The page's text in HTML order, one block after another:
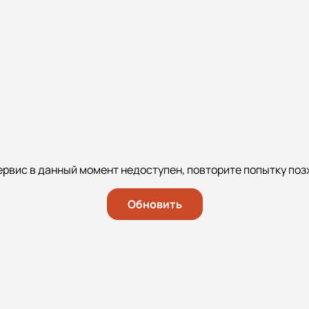
в данный момент недоступен, повторите попытку
Обновить